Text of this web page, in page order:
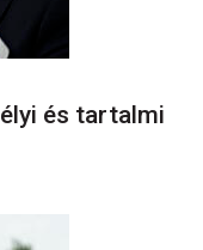
és tartalmi